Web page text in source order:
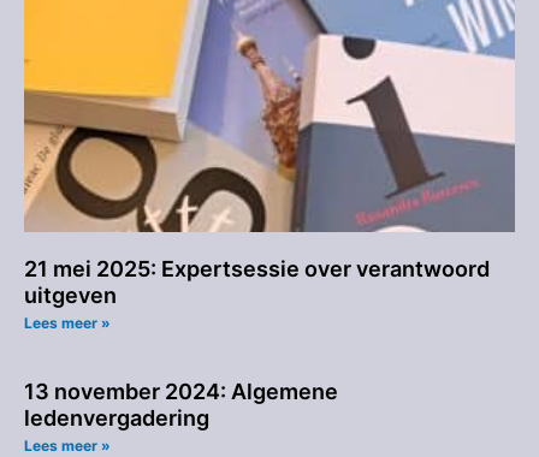
21 mei 2025: Expertsessie over verantwoord
uitgeven
Lees meer »
13 november 2024: Algemene
ledenvergadering
Lees meer »